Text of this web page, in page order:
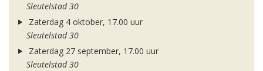
Sleutelstad 30
Zaterdag 4 oktober, 17.00 uur
Sleutelstad 30
Zaterdag 27 september, 17.00 uur
Sleutelstad 30